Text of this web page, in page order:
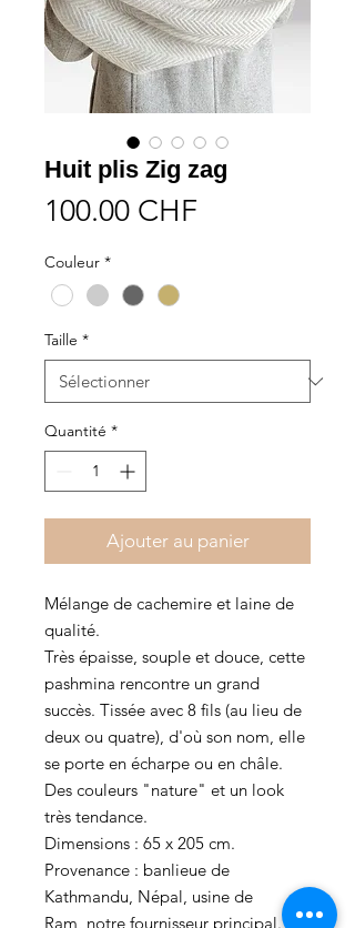
Huit plis Zig zag
100.00 CHF
Couleur *
Taille *
Quantité *
Ajouter au panier
Mélange de cachemire et laine de
qualité.
Très épaisse, souple et douce, cette
pashmina rencontre un grand
succès. Tissée avec 8 fils (au lieu de
deux ou quatre), d'où son nom, elle
se porte en écharpe ou en châle.
Des couleurs "nature" et un look
très tendance.
Dimensions : 65 x 205 cm.
Provenance : banlieue de
Kathmandu, Népal, usine de
Ram, notre fournisseur principal. Un